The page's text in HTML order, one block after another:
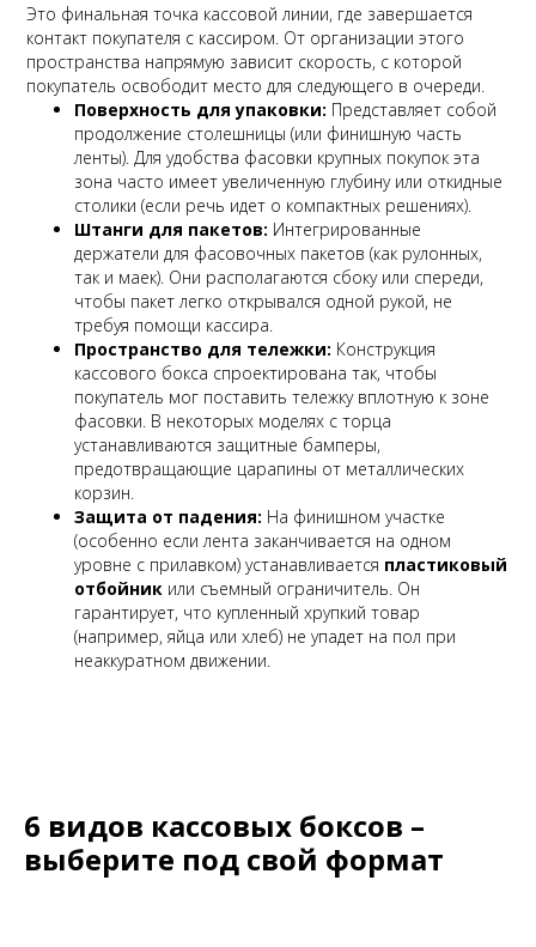
Это финальная точка кассовой линии, где завершается
контакт покупателя с кассиром. От организации этого
пространства напрямую зависит скорость, с которой
покупатель освободит место для следующего в очереди.
Поверхность для упаковки: Представляет собой
продолжение столешницы (или финишную часть
ленты). Для удобства фасовки крупных покупок эта
зона часто имеет увеличенную глубину или откидные
столики (если речь идет о компактных решениях).
Штанги для пакетов: Интегрированные
держатели для фасовочных пакетов (как рулонных,
так и маек). Они располагаются сбоку или спереди,
чтобы пакет легко открывался одной рукой, не
требуя помощи кассира.
Пространство для тележки: Конструкция
кассового бокса спроектирована так, чтобы
покупатель мог поставить тележку вплотную к зоне
фасовки. В некоторых моделях с торца
устанавливаются защитные бамперы,
предотвращающие царапины от металлических
корзин.
Защита от падения: На финишном участке
(особенно если лента заканчивается на одном
уровне с прилавком) устанавливается пластиковый
отбойник или съемный ограничитель. Он
гарантирует, что купленный хрупкий товар
(например, яйца или хлеб) не упадет на пол при
неаккуратном движении.
6 видов кассовых боксов –
выберите под свой формат